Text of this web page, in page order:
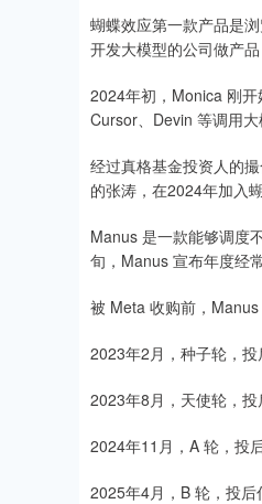
蝴蝶效应第一款产品是
开发大模型的公司做产
2024年初，Monica 刚
Cursor、Devin 等调用
经过真格基金投资人的
的张涛，在2024年加入
Manus 是一款能够调度
旬，Manus 宣布年度经
被 Meta 收购前，
2023年2月，种子轮，
2023年8月，天使轮，
2024年11月，A 轮，投
2025年4月，B 轮，投